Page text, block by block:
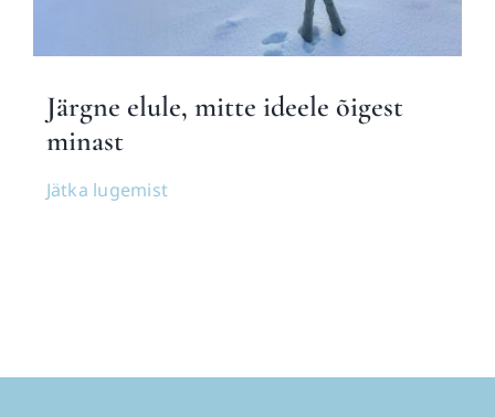
Järgne elule, mitte ideele õigest
minast
Jätka lugemist